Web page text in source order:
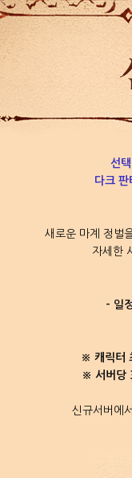
선
다크 판
새로운 마계 정벌
자세한
- 일
※ 캐릭터
※ 서버당
신규서버에